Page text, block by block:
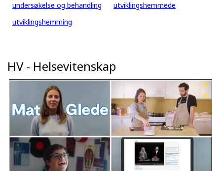
undersøkelse og behandling
utviklingshemmede
utviklingshemming
HV - Helsevitenskap